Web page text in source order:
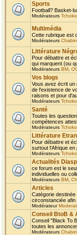
Sports
Football? Basket-
Modérateurs Tchoko
Multimédia
Cette rubrique est
Modérateurs
Littérature
Pour débattre et
qui marquent (ou
Modérateurs BM
Vos blogs
Vous avez écrit un
de l'existence de
raisons et pour
Modérateurs Tchoko
Santé
Toutes les
compétences
Modérateurs Tchoko
Littérature
Pour débattre et
surtout l'Afrique en
Modérateurs Tchoko
Actualités
ce forum est le
individuelles ou
Modérateurs BM
Articles
Catégorie
circonstanciée afin
Modérateur
Conseil BtoB &
Conseil "Black To
toutes les
Modérateurs